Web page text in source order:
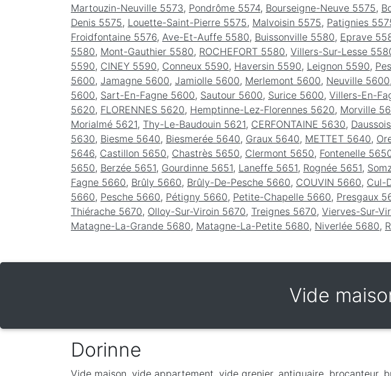
Martouzin-Neuville 5573, Pondrôme 5574, Bourseigne-Neuve 5575,
Denis 5575, Louette-Saint-Pierre 5575, Malvoisin 5575, Patignies
Froidfontaine 5576, Ave-Et-Auffe 5580, Buissonville 5580, Eprave
5580, Mont-Gauthier 5580, ROCHEFORT 5580, Villers-Sur-Lesse
5590, CINEY 5590, Conneux 5590, Haversin 5590, Leignon 5590,
5600, Jamagne 5600, Jamiolle 5600, Merlemont 5600, Neuville 5600
5600, Sart-En-Fagne 5600, Sautour 5600, Surice 5600, Villers-En-
5620, FLORENNES 5620, Hemptinne-Lez-Florennes 5620, Morville
Morialmé 5621, Thy-Le-Baudouin 5621, CERFONTAINE 5630,
5630, Biesme 5640, Biesmerée 5640, Graux 5640, METTET 5640,
5646, Castillon 5650, Chastrès 5650, Clermont 5650, Fontenelle
5650, Berzée 5651, Gourdinne 5651, Laneffe 5651, Rognée 5651,
Fagne 5660, Brûly 5660, Brûly-De-Pesche 5660, COUVIN 5660, Cul-
5660, Pesche 5660, Pétigny 5660, Petite-Chapelle 5660, Presgaux
Thiérache 5670, Olloy-Sur-Viroin 5670, Treignes 5670, Vierves-Sur-
Matagne-La-Grande 5680, Matagne-La-Petite 5680, Niverlée 5680,
Vide
Dorinne
Vide maison, vide appartement, vide grenier, antiquaire, brocanteur,